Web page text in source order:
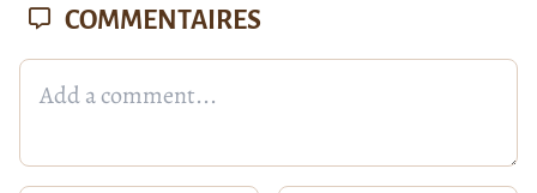
COMMENTAIRES